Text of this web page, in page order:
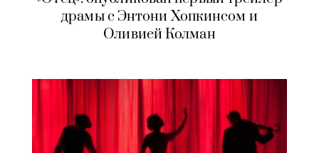
драмы с Энтони Хопкинсом и
Оливией Колман